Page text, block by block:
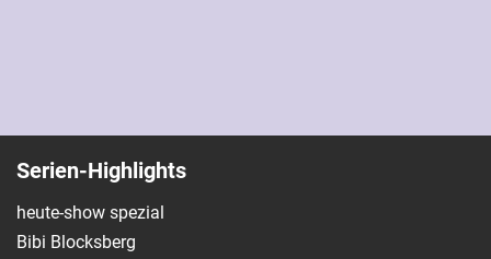
Serien-Highlights
heute-show spezial
Bibi Blocksberg